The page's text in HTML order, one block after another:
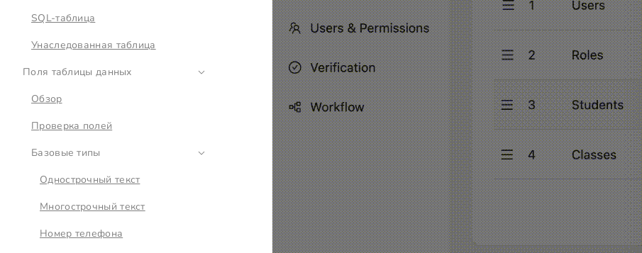
SQL-таблица
Унаследованная таблица
Поля таблицы данных
Обзор
Проверка полей
Базовые типы
Однострочный текст
Многострочный текст
Номер телефона